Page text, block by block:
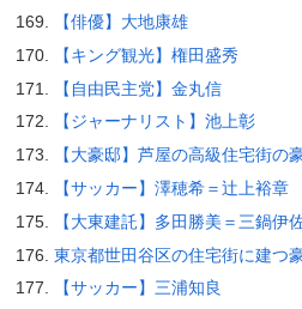
【俳優】大地康雄
【キング観光】権田盛秀
【自由民主党】金丸信
【ジャーナリスト】池上彰
【大豪邸】芦屋の高級住宅街の
【サッカー】澤穂希＝辻上裕章
【大東建託】多田勝美＝三鍋伊
東京都世田谷区の住宅街に建つ
【サッカー】三浦知良